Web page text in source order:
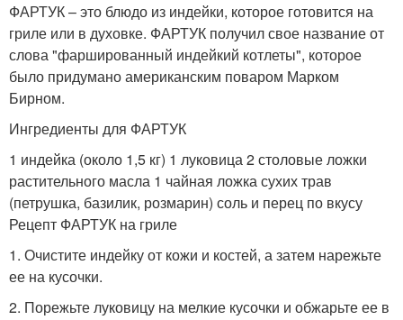
ФАРТУК – это блюдо из индейки, которое готовится на
гриле или в духовке. ФАРТУК получил свое название от
слова "фаршированный индейкий котлеты", которое
было придумано американским поваром Марком
Бирном.
Ингредиенты для ФАРТУК
1 индейка (около 1,5 кг) 1 луковица 2 столовые ложки
растительного масла 1 чайная ложка сухих трав
(петрушка, базилик, розмарин) соль и перец по вкусу
Рецепт ФАРТУК на гриле
1. Очистите индейку от кожи и костей, а затем нарежьте
ее на кусочки.
2. Порежьте луковицу на мелкие кусочки и обжарьте ее в